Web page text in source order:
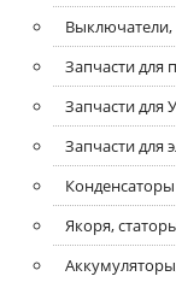
Запчасти для
Запчасти
Запчасти для
Конденсаторы
Якоря,